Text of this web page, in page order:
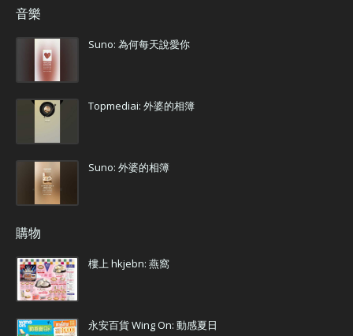
音樂
Suno: 為何每天說愛你
Topmediai: 外婆的相簿
Suno: 外婆的相簿
購物
樓上 hkjebn: 燕窩
永安百貨 Wing On: 動感夏日